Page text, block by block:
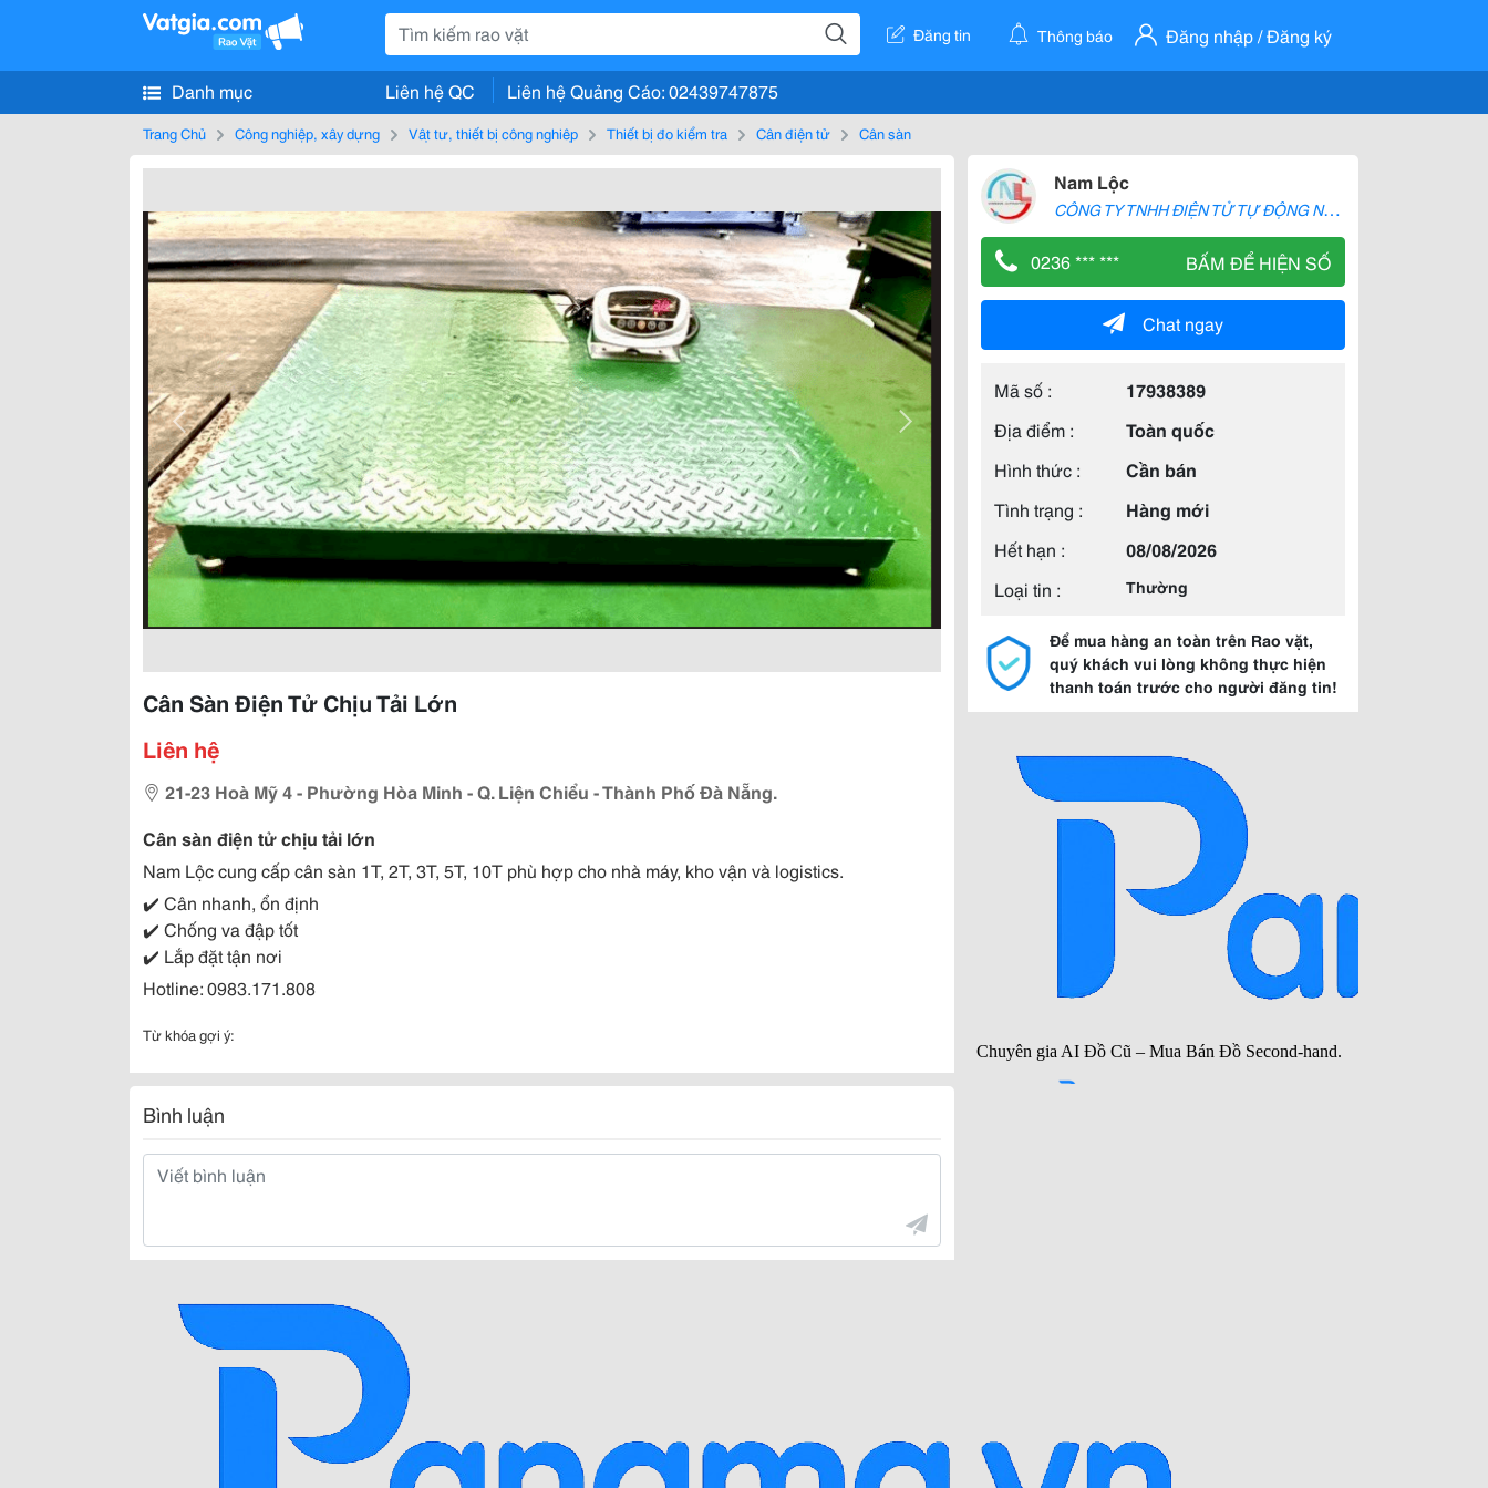
Đăng tin Thông báo Đăng nhập / Đăng ký
Danh mục Liên hệ QC Liên hệ Quảng Cáo: 02439747875
Trang Chủ Công nghiệp, xây dựng Vật tư, thiết bị công nghiệp Thiết bị đo kiểm tra Cân điện tử Cân sàn
Cân Sàn Điện Tử Chịu Tải Lớn
Liên hệ
21-23 Hoà Mỹ 4 - Phường Hòa Minh - Q. Liện Chiểu - Thành Phố Đà Nẵng.
Cân sàn điện tử chịu tải lớn
Nam Lộc cung cấp cân sàn 1T, 2T, 3T, 5T, 10T phù hợp cho nhà máy, kho vận và logistics.
✔️ Cân nhanh, ổn định
✔️ Chống va đập tốt
✔️ Lắp đặt tận nơi
Hotline: 0983.171.808
Từ khóa gợi ý:
Bình luận
Nam Lộc
C
ÔNG TY TNHH ĐIỆN TỬ TỰ ĐỘNG NAM LỘC
0236 *** *** BẤM ĐỂ HIỆN SỐ
Chat ngay
Mã số :
17938389
Địa điểm :
Toàn quốc
Hình thức :
Cần bán
Tình trạng :
Hàng mới
Hết hạn :
08/08/2026
Loại tin :
Thường
Để mua hàng an toàn trên Rao vặt,
quý khách vui lòng không thực hiện
thanh toán trước cho người đăng tin!